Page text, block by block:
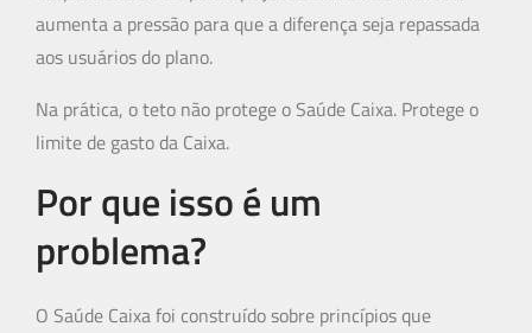
aumenta a pressão para que a diferença seja repassada
aos usuários do plano.
Na prática, o teto não protege o Saúde Caixa. Protege o
limite de gasto da Caixa.
Por que isso é um
problema?
O Saúde Caixa foi construído sobre princípios que